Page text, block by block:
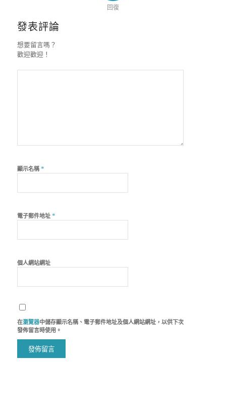
回復
發表評論
想要留言嗎？
歡迎歡迎！
顯示名稱 *
電子郵件地址 *
個人網站網址
在瀏覽器中儲存顯示名稱、電子郵件地址及個人網站網址，以供下次
發佈留言時使用。